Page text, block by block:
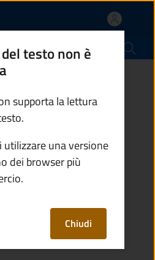
un'altra scheda).
/
dei dati
della
dati
testo non è
supporta la lettura
utilizzare una versione
dei browser più
Chiudi